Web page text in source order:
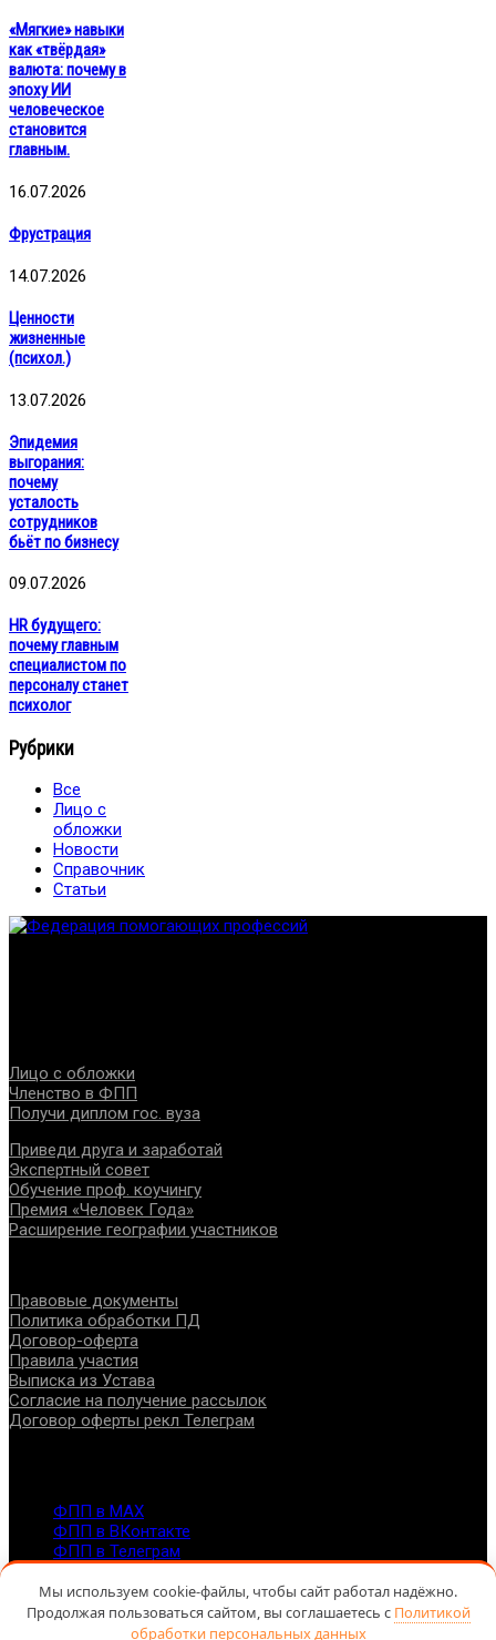
«Мягкие» навыки
как «твёрдая»
валюта: почему в
эпоху ИИ
человеческое
становится
главным.
16.07.2026
Фрустрация
14.07.2026
Ценности
жизненные
(психол.)
13.07.2026
Эпидемия
выгорания:
почему
усталость
сотрудников
бьёт по бизнесу
09.07.2026
HR будущего:
почему главным
специалистом по
персоналу станет
психолог
Рубрики
Все
Лицо с
обложки
Новости
Справочник
Статьи
Лицо с обложки
Членство в ФПП
Получи диплом гос. вуза
Приведи друга и заработай
Экспертный совет
Обучение проф. коучингу
Премия «Человек Года»
Расширение географии участников
Правовые документы
Политика обработки ПД
Договор-оферта
Правила участия
Выписка из Устава
Согласие на получение рассылок
Договор оферты рекл Телеграм
ФПП в МАХ
ФПП в ВКонтакте
ФПП в Телеграм
7-495-127-10-45
@ Федерация помогающих профессий, 2026
Мы используем cookie-файлы, чтобы сайт работал надёжно.
Продолжая пользоваться сайтом, вы соглашаетесь с Политикой
обработки персональных данных